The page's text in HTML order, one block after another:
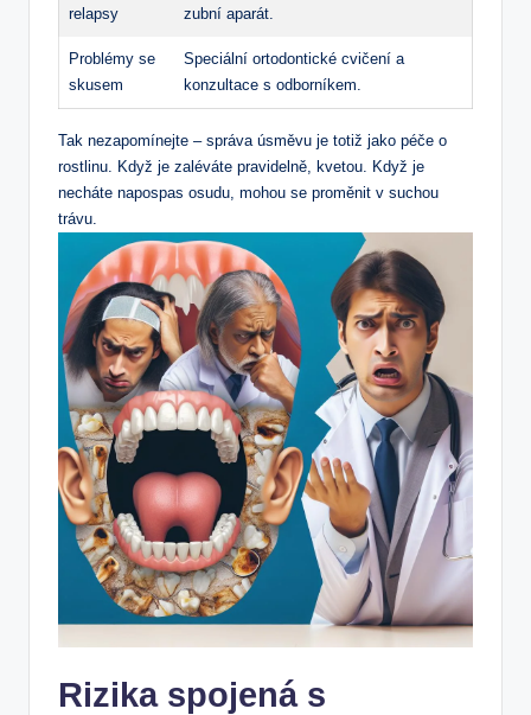
relapsy zubní aparát.
Problémy se
skusem
Speciální ortodontické cvičení a
konzultace s odborníkem.
Tak nezapomínejte – správa úsměvu je totiž jako péče o
rostlinu. Když je zaléváte pravidelně, kvetou. Když je
necháte napospas osudu, mohou se proměnit v suchou
trávu.
Rizika spojená s